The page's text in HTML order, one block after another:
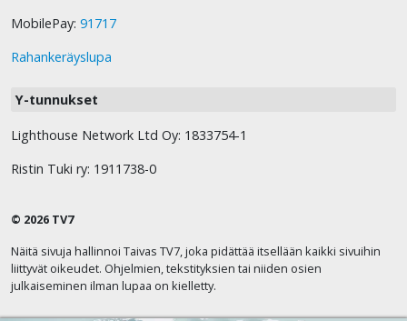
MobilePay: 91717
Rahankeräyslupa
Y-tunnukset
Lighthouse Network Ltd Oy: 1833754-1
Ristin Tuki ry: 1911738-0
© 2026 TV7
Näitä sivuja hallinnoi Taivas TV7, joka pidättää itsellään kaikki sivuihin
liittyvät oikeudet. Ohjelmien, tekstityksien tai niiden osien
julkaiseminen ilman lupaa on kielletty.